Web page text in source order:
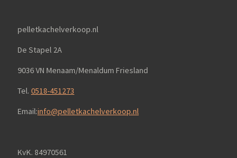
pelletkachelverkoop.nl
De Stapel 2A
9036 VN Menaam/Menaldum Friesland
Tel. 0518-451273
Email:info@pelletkachelverkoop.nl
KvK. 84970561